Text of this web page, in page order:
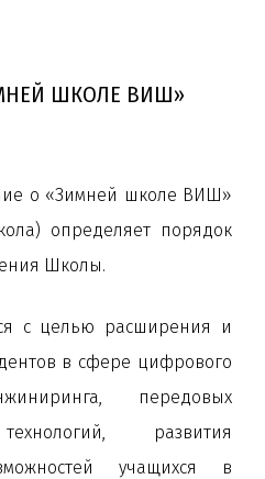
ШКОЛЕ ВИШ»
о «Зимней школе ВИШ»
определяет порядок
Школы.
с целью расширения и
в сфере цифрового
передовых
развития
учащихся в